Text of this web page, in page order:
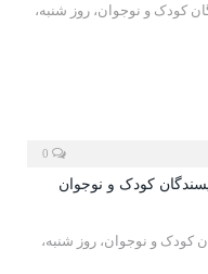
کودک و نوجوان، روز شنبه،
کودک و نوجوان
کودک و نوجوان، روز شنبه،